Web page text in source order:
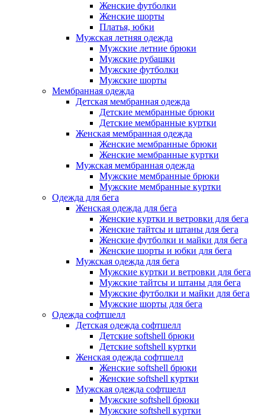
Женские футболки
Женские шорты
Платья, юбки
Мужская летняя одежда
Мужские летние брюки
Мужские рубашки
Мужские футболки
Мужские шорты
Мембранная одежда
Детская мембранная одежда
Детские мембранные брюки
Детские мембранные куртки
Женская мембранная одежда
Женские мембранные брюки
Женские мембранные куртки
Мужская мембранная одежда
Мужские мембранные брюки
Мужские мембранные куртки
Одежда для бега
Женская одежда для бега
Женские куртки и ветровки для бега
Женские тайтсы и штаны для бега
Женские футболки и майки для бега
Женские шорты и юбки для бега
Мужская одежда для бега
Мужские куртки и ветровки для бега
Мужские тайтсы и штаны для бега
Мужские футболки и майки для бега
Мужские шорты для бега
Одежда софтшелл
Детская одежда софтшелл
Детские softshell брюки
Детские softshell куртки
Женская одежда софтшелл
Женские softshell брюки
Женские softshell куртки
Мужская одежда софтшелл
Мужские softshell брюки
Мужские softshell куртки